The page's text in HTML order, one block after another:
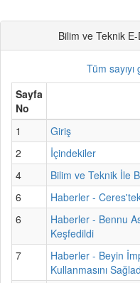
Bilim ve Teknik
Tüm sayıyı
Sayfa
No
1
Giriş
2
İçindekiler
4
Bilim ve Teknik İle
6
Haberler -
6
Haberler - Bennu
Keşfedildi
7
Haberler - Beyin
Kullanmasını